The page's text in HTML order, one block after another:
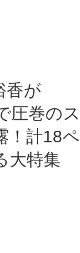
香が
圧巻のス
！計18ペ
大特集